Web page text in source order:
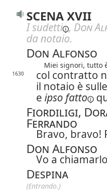
SCENA XVII
Isudetti , Don
da notaio.
Don Alfonso
Miei signori, tutto
1630
col contratto
il notaio è
e ipso fatto
Fiordiligi,
Ferrando
Bravo, bravo!
Don Alfonso
Vo a
Despina
(Entrando.)